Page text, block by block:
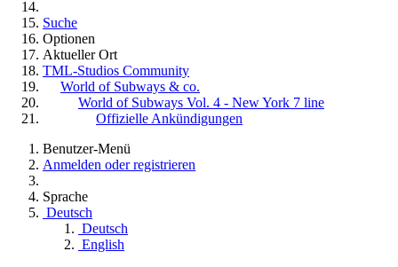
Suche
Optionen
Aktueller Ort
TML-Studios Community
World of Subways & co.
World of Subways Vol. 4 - New York 7 line
Offizielle Ankündigungen
Benutzer-Menü
Anmelden oder registrieren
Sprache
Deutsch
Deutsch
English